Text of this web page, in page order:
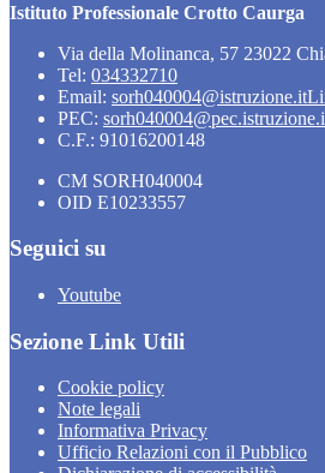
Istituto Professionale Crotto Caurga
Via della Molinanca, 57 23022
Tel: 034332710
Email: sorh040004@istruzione.it
PEC:
C.F.: 91016200148
CM SORH040004
OID E10233557
Seguici su
Youtube
Sezione Link Utili
Cookie policy
Note legali
Informativa Privacy
Ufficio Relazioni con il Pubblico